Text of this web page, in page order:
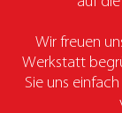
Wir freuen
Werkstatt
Sie uns